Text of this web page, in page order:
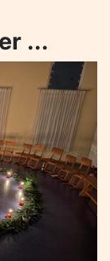
...